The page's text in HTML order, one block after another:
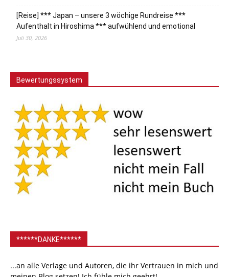
[Reise] *** Japan – unsere 3 wöchige Rundreise ***
Aufenthalt in Hiroshima *** aufwühlend und emotional
Juli 30, 2026
Bewertungssystem
******DANKE******
...an alle Verlage und Autoren, die ihr Vertrauen in mich und